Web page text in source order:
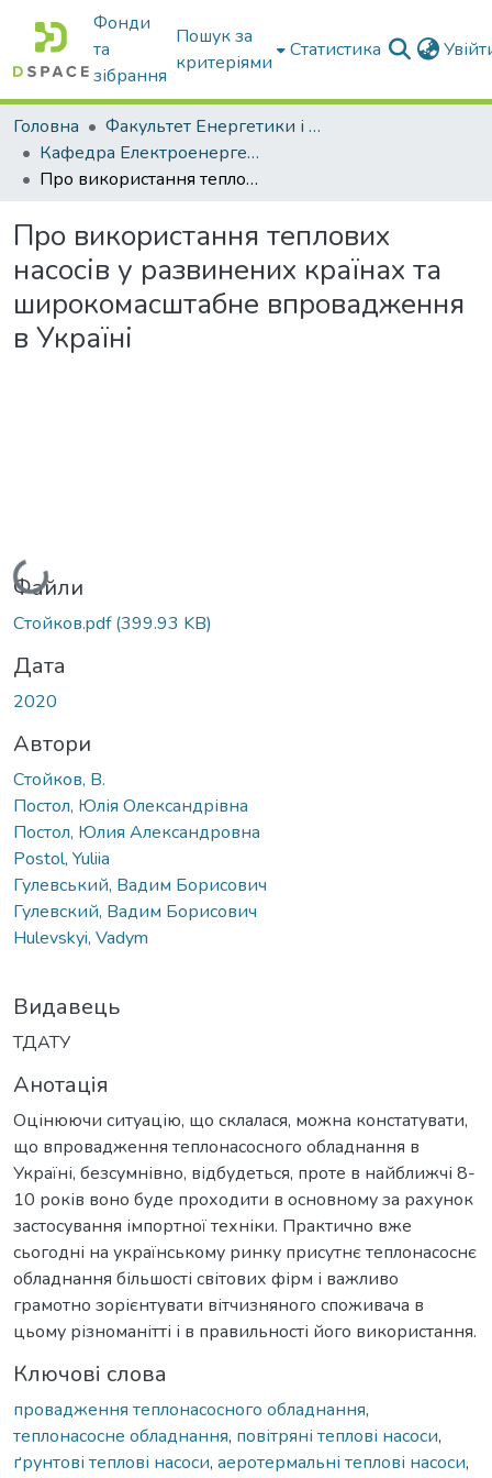
Фонди
та
зібрання
Пошук за
критеріями
Статистика
Головна
Факультет Енергетики і комп'ютерних технологій
Кафедра Електроенергетики і електротехнологій
Про використання теплових насосів у развинених країнах та широкомасштабне впровадження в Україні
Про використання теплових
насосів у развинених країнах та
широкомасштабне впровадження
в Україні
Вантажиться...
Файли
Стойков.pdf(399.93 KB)
Дата
2020
Автори
Стойков, В.
Постол, Юлія Олександрівна
Постол, Юлия Александровна
Postol, Yuliia
Гулевський, Вадим Борисович
Гулевский, Вадим Борисович
Hulevskyi, Vadym
Видавець
ТДАТУ
Анотація
Оцінюючи ситуацію, що склалася, можна констатувати,
що впровадження теплонасосного обладнання в
Україні, безсумнівно, відбудеться, проте в найближчі 8-
10 років воно буде проходити в основному за рахунок
застосування імпортної техніки. Практично вже
сьогодні на українському ринку присутнє теплонасоснє
обладнання більшості світових фірм і важливо
грамотно зорієнтувати вітчизняного споживача в
цьому різноманітті і в правильності його використання.
Ключові слова
провадження теплонасосного обладнання,
теплонасосне обладнання, повітряні теплові насоси,
ґрунтові теплові насоси, аеротермальні теплові насоси,